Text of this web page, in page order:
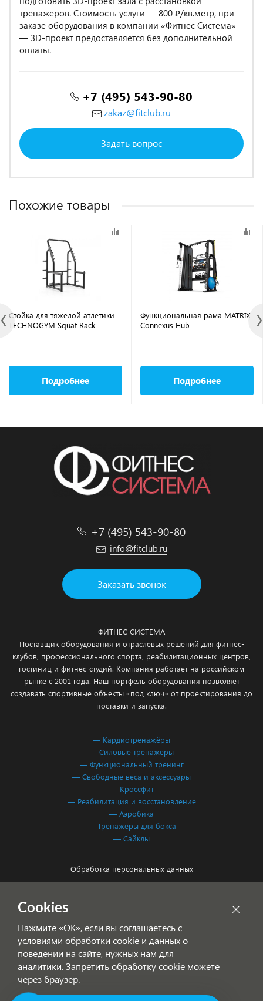
тренажёров. Стоимость услуги — 800 ₽/кв.метр, при
заказе оборудования в компании «Фитнес Система»
— 3D-проект предоставляется без дополнительной
оплаты.
+7 (495) 543-90-80
zakaz@fitclub.ru
Задать вопрос
Похожие товары
Стойка для тяжелой атлетики
TECHNOGYM Squat Rack
Подробнее
Функциональная рама MATRIX
Connexus Hub
Подробнее
+7 (495) 543-90-80
info@fitclub.ru
Заказать звонок
ФИТНЕС СИСТЕМА
Поставщик оборудования и отраслевых решений для фитнес-
клубов, профессионального спорта, реабилитационных центров,
гостиниц и фитнес-студий. Компания работает на российском
рынке с 2001 года. Наш портфель оборудования позволяет
создавать спортивные объекты «под ключ» от проектирования до
поставки и запуска.
— Кардиотренажёры
— Силовые тренажёры
— Функциональный тренинг
— Свободные веса и аксессуары
— Кроссфит
— Реабилитация и восстановление
— Аэробика
— Тренажёры для бокса
— Сайклы
Обработка персональных данных
Согласие на обработку персональных данных
Cookies
Нажмите «ОК», если вы соглашаетесь с
условиями обработки cookie и данных о
поведении на сайте, нужных нам для
аналитики. Запретить обработку cookie можете
через браузер.